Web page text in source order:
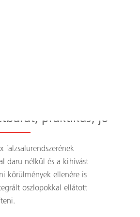
praktikus, jó
falzsalurendszerének
daru nélkül és a kihívást
körülmények ellenére is
oszlopokkal ellátott